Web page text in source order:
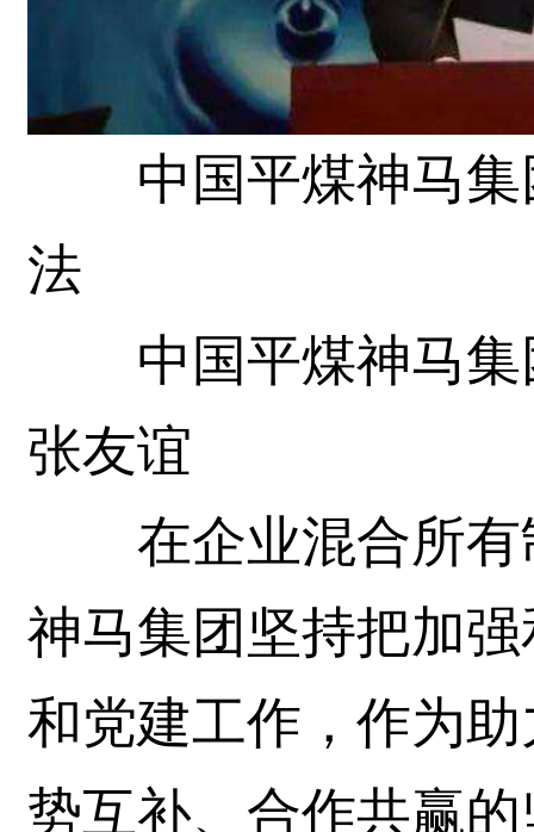
中国平煤神马集
法
中国平煤神马集
张友谊
在企业混合所有
神马集团坚持把加
和党建工作，作为
势互补、合作共赢